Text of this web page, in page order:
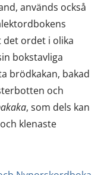
används också
det ordet i olika
bokstavliga
brödkakan, bakad
och
, som dels kan
klenaste